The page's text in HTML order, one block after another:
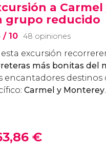
a
grupo reducido
/ 10 48 opiniones
esta excursión
más bonitas del
encantadores destinos
Carmel y Monterey.
€